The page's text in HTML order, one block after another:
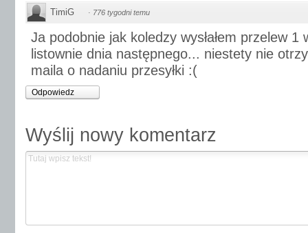
TimiG · 776 tygodni temu
Ja podobnie jak koledzy wysłałem przelew 1
listownie dnia następnego... niestety nie
maila o nadaniu przesyłki :(
Odpowiedz
Wyślij nowy komentarz